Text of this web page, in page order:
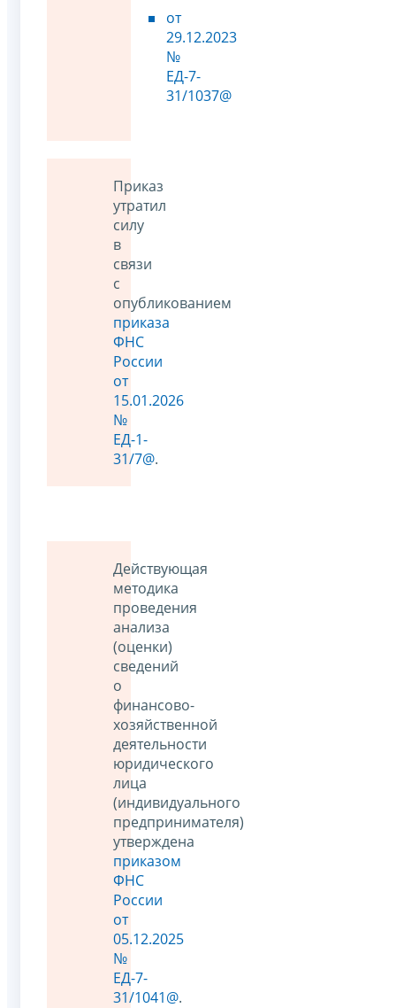
от
29.12.2023
№
ЕД-7-
31/1037@
Приказ
утратил
силу
в
связи
с
опубликованием
приказа
ФНС
России
от
15.01.2026
№
ЕД-1-
31/7@.
Действующая
методика
проведения
анализа
(оценки)
сведений
о
финансово-
хозяйственной
деятельности
юридического
лица
(индивидуального
предпринимателя)
утверждена
приказом
ФНС
России
от
05.12.2025
№
ЕД-7-
31/1041@.